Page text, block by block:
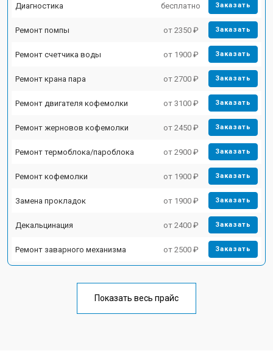
Диагностика бесплатно Заказать
Ремонт помпы от 2350 ₽ Заказать
Ремонт счетчика воды от 1900 ₽ Заказать
Ремонт крана пара от 2700 ₽ Заказать
Ремонт двигателя кофемолки от 3100 ₽ Заказать
Ремонт жерновов кофемолки от 2450 ₽ Заказать
Ремонт термоблока/пароблока от 2900 ₽ Заказать
Ремонт кофемолки от 1900 ₽ Заказать
Замена прокладок от 1900 ₽ Заказать
Декальцинация от 2400 ₽ Заказать
Ремонт заварного механизма от 2500 ₽ Заказать
Показать весь прайс